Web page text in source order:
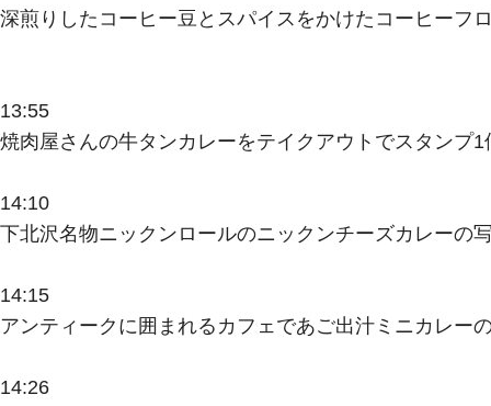
深煎りしたコーヒー豆とスパイスをかけたコーヒーフ
13:55
焼肉屋さんの牛タンカレーをテイクアウトでスタンプ1
14:10
下北沢名物ニックンロールのニックンチーズカレーの
14:15
アンティークに囲まれるカフェであご出汁ミニカレー
14:26